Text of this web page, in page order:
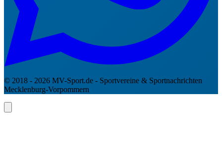
© 2018 - 2026 MV-Sport.de - Sportvereine & Sportnachrichten
Mecklenburg-Vorpommern